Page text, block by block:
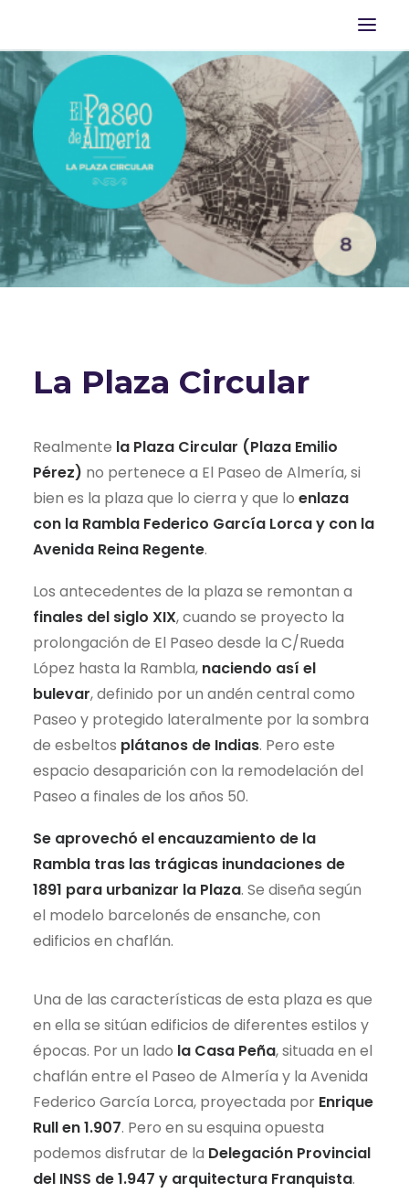
INICIO
DESCUBRE EL PASEO DE ALMERÍA
BIBLIOGRAFÍA
ACTIVIDADES
TURISMO DE ALMERÍA
La Plaza Circular
Realmente la Plaza Circular (Plaza Emilio
Pérez) no pertenece a El Paseo de Almería, si
bien es la plaza que lo cierra y que lo enlaza
con la Rambla Federico García Lorca y con la
Avenida Reina Regente.
Los antecedentes de la plaza se remontan a
finales del siglo XIX, cuando se proyecto la
prolongación de El Paseo desde la C/Rueda
López hasta la Rambla, naciendo así el
bulevar, definido por un andén central como
Paseo y protegido lateralmente por la sombra
de esbeltos plátanos de Indias. Pero este
espacio desaparición con la remodelación del
Paseo a finales de los años 50.
Se aprovechó el encauzamiento de la
Rambla tras las trágicas inundaciones de
1891 para urbanizar la Plaza. Se diseña según
el modelo barcelonés de ensanche, con
edificios en chaflán.
Una de las características de esta plaza es que
en ella se sitúan edificios de diferentes estilos y
épocas. Por un lado la Casa Peña, situada en el
chaflán entre el Paseo de Almería y la Avenida
Federico García Lorca, proyectada por Enrique
Rull en 1.907. Pero en su esquina opuesta
podemos disfrutar de la Delegación Provincial
del INSS de 1.947 y arquitectura Franquista.